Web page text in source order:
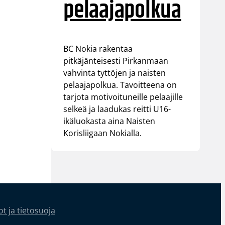
pelaajapolkua
BC Nokia rakentaa
pitkäjänteisesti Pirkanmaan
vahvinta tyttöjen ja naisten
pelaajapolkua. Tavoitteena on
tarjota motivoituneille pelaajille
selkeä ja laadukas reitti U16-
ikäluokasta aina Naisten
Korisliigaan Nokialla.
ja tietosuoja